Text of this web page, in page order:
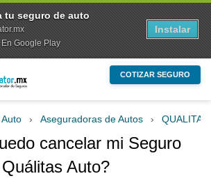
COTIZAR SEGURO
› Aseguradoras de Autos › QUALITAS
cancelar mi Seguro
Quálitas Auto?
tu seguro de auto
En Google Play
Instalar